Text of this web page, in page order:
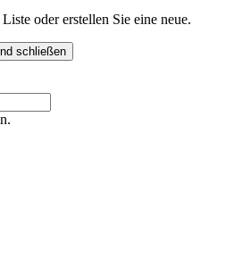
oder erstellen Sie eine neue.
schließen